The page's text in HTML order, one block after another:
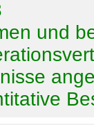
und